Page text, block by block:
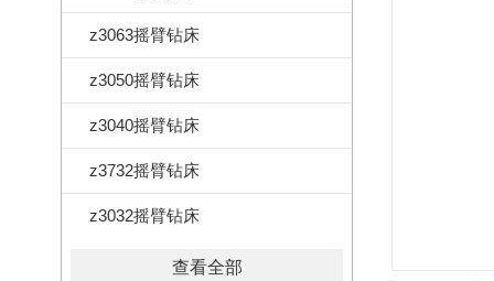
z3063摇臂钻床
z3050摇臂钻床
z3040摇臂钻床
z3732摇臂钻床
z3032摇臂钻床
查看全部